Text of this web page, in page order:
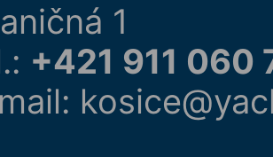
1
+421 911 060